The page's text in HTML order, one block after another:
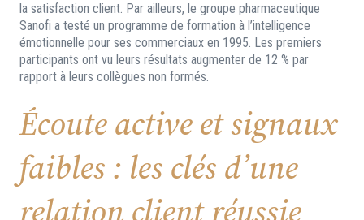
la satisfaction client. Par ailleurs, le groupe pharmaceutique
Sanofi a testé un programme de formation à l’intelligence
émotionnelle pour ses commerciaux en 1995. Les premiers
participants ont vu leurs résultats augmenter de 12 % par
rapport à leurs collègues non formés.
Écoute active et signaux
faibles : les clés d’une
relation client réussie